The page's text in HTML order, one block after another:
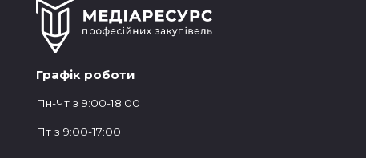
Графік роботи
Пн-Чт з 9:00-18:00
Пт з 9:00-17:00